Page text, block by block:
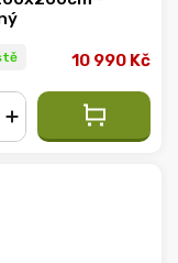
10 990 Kč